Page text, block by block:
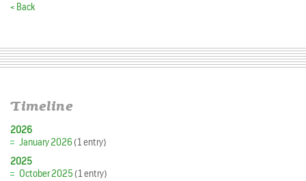
< Back
Timeline
2026
January 2026(1 entry)
2025
October 2025(1 entry)